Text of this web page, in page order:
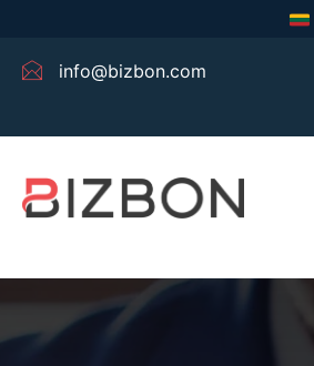
info@bizbon.com